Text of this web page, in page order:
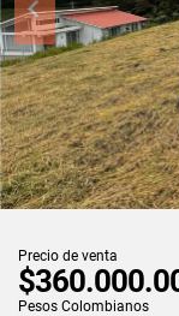
Precio de venta
Pesos Colombianos